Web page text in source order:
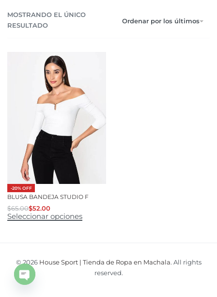
MOSTRANDO EL ÚNICO
RESULTADO
Ordenar por los últimos
-20% OFF
BLUSA BANDEJA STUDIO F
$65.00$52.00
Seleccionar opciones
© 2026 House Sport | Tienda de Ropa en Machala. All rights
reserved.
Open